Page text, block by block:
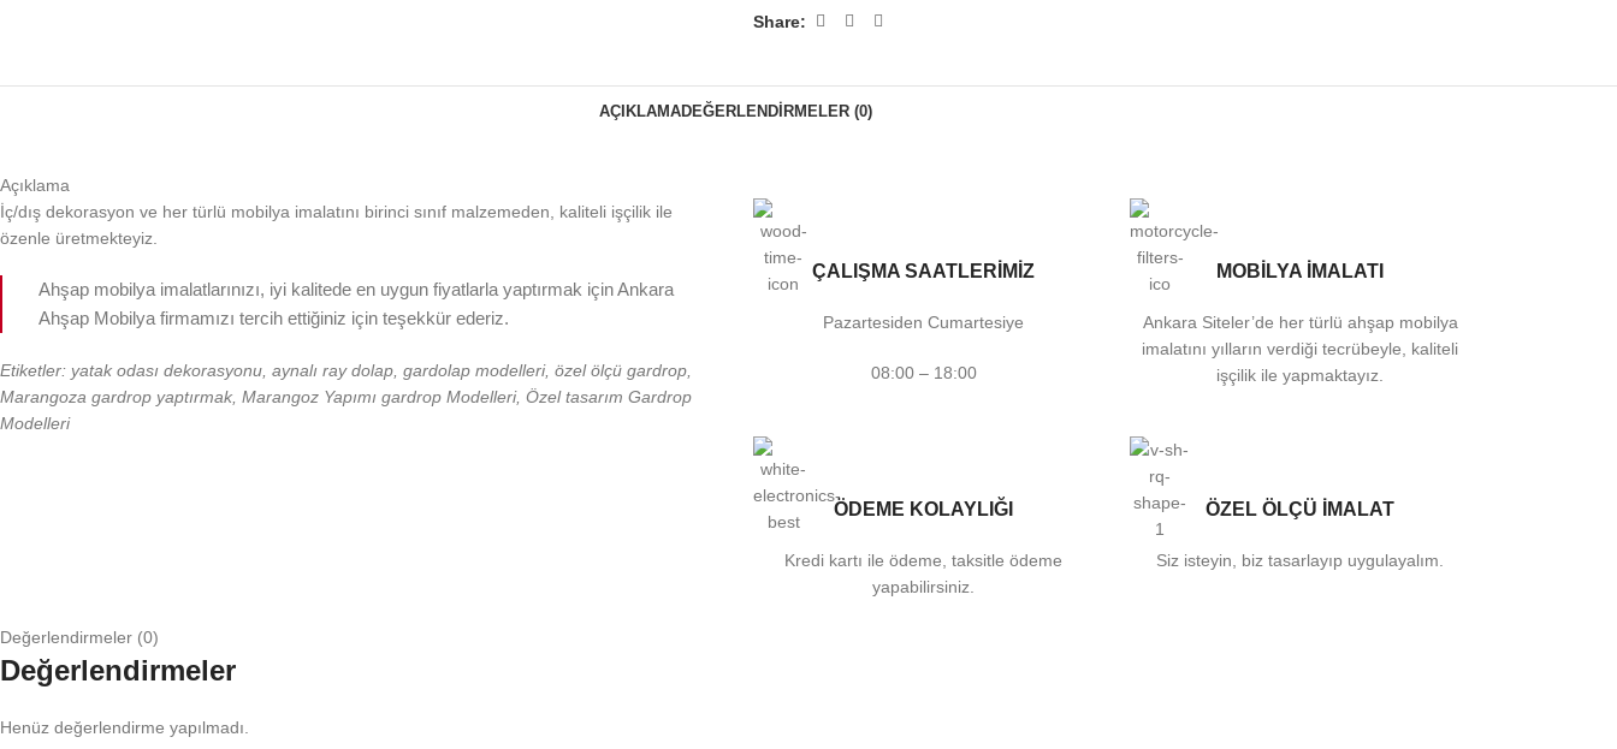
Share:
AÇIKLAMADEĞERLENDIRMELER (0)
Açıklama
İç/dış dekorasyon ve her türlü mobilya imalatını birinci sınıf malzemeden, kaliteli işçilik ile
özenle üretmekteyiz.
Ahşap mobilya imalatlarınızı, iyi kalitede en uygun fiyatlarla yaptırmak için Ankara
Ahşap Mobilya firmamızı tercih ettiğiniz için teşekkür ederiz.
Etiketler: yatak odası dekorasyonu, aynalı ray dolap, gardolap modelleri, özel ölçü gardrop,
Marangoza gardrop yaptırmak, Marangoz Yapımı gardrop Modelleri, Özel tasarım Gardrop
Modelleri
ÇALIŞMA SAATLERİMİZ
Pazartesiden Cumartesiye
08:00 – 18:00
MOBİLYA İMALATI
Ankara Siteler’de her türlü ahşap mobilya
imalatını yılların verdiği tecrübeyle, kaliteli
işçilik ile yapmaktayız.
ÖDEME KOLAYLIĞI
Kredi kartı ile ödeme, taksitle ödeme
yapabilirsiniz.
ÖZEL ÖLÇÜ İMALAT
Siz isteyin, biz tasarlayıp uygulayalım.
Değerlendirmeler (0)
Değerlendirmeler
Henüz değerlendirme yapılmadı.